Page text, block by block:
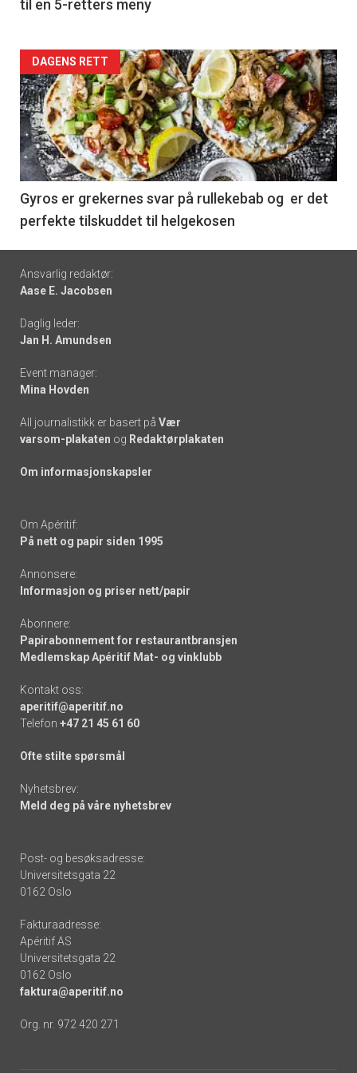
til en 5-retters meny
Forsiden
akkurat
nå
-
6
DAGENS RETT
Gyros er grekernes svar på rullekebab og er det
perfekte tilskuddet til helgekosen
Footer
-
links
Ansvarlig redaktør:
Aase E. Jacobsen
Daglig leder:
Jan H. Amundsen
Event manager:
Mina Hovden
All journalistikk er basert på Vær
varsom-plakaten og Redaktørplakaten
Om informasjonskapsler
Om Apéritif:
På nett og papir siden 1995
Annonsere:
Informasjon og priser nett/papir
Abonnere:
Papirabonnement for restaurantbransjen
Medlemskap Apéritif Mat- og vinklubb
Kontakt oss:
aperitif@aperitif.no
Telefon +47 21 45 61 60
Ofte stilte spørsmål
Nyhetsbrev:
Meld deg på våre nyhetsbrev
Post- og besøksadresse:
Universitetsgata 22
0162 Oslo
Fakturaadresse:
Apéritif AS
Universitetsgata 22
0162 Oslo
faktura@aperitif.no
Org. nr. 972 420 271